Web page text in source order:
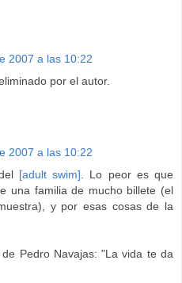
2007 a las 10:22
por el autor.
2007 a las 10:22
[adult swim] . Lo peor es que
una familia de mucho billete (el
y por esas cosas de la
Pedro Navajas: "La vida te da